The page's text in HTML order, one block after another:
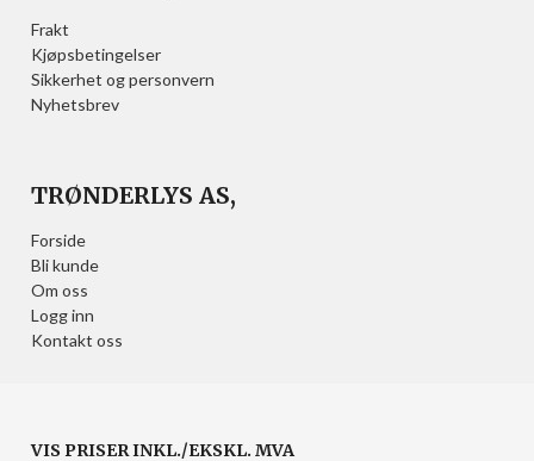
Frakt
Kjøpsbetingelser
Sikkerhet og personvern
Nyhetsbrev
TRØNDERLYS AS,
Forside
Bli kunde
Om oss
Logg inn
Kontakt oss
VIS PRISER INKL./EKSKL. MVA